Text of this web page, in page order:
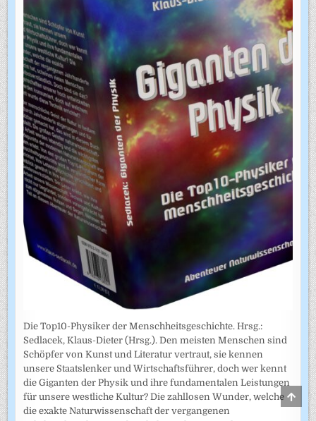
Die Top10-Physiker der Menschheitsgeschichte. Hrsg.:
Sedlacek, Klaus-Dieter (Hrsg.). Den meisten Menschen sind
Schöpfer von Kunst und Literatur vertraut, sie kennen
unsere Staatslenker und Wirtschaftsführer, doch wer kennt
die Giganten der Physik und ihre fundamentalen Leistungen
für unsere westliche Kultur? Die zahllosen Wunder, welche
die exakte Naturwissenschaft der vergangenen
TO
TOP